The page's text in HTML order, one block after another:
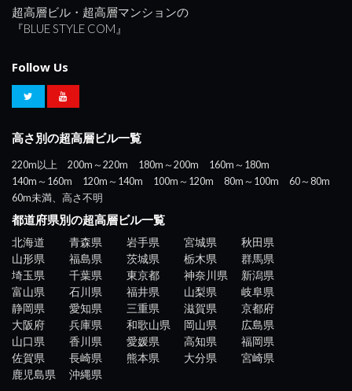
超高層ビル・超高層マンションの
『BLUE STYLE COM』
Follow Us
高さ別の超高層ビル一覧
220m以上 200m～220m 180m～200m
160m～180m
140m～160m
120m～140m 100m～120m 80m～100m
60～80m
60m未満、高さ不明
都道府県別の超高層ビル一覧
北海道 青森県 岩手県 宮城県
秋田県
山形県
福島県 茨城県 栃木県
群馬県
埼玉県
千葉県 東京都 神奈川県
新潟県
富山県
石川県 福井県 山梨県
岐阜県
静岡県
愛知県 三重県 滋賀県
京都府
大阪府
兵庫県 和歌山県 岡山県
広島県
山口県
香川県 愛媛県 高知県
福岡県
佐賀県
長崎県 熊本県 大分県
宮崎県
鹿児島県
沖縄県